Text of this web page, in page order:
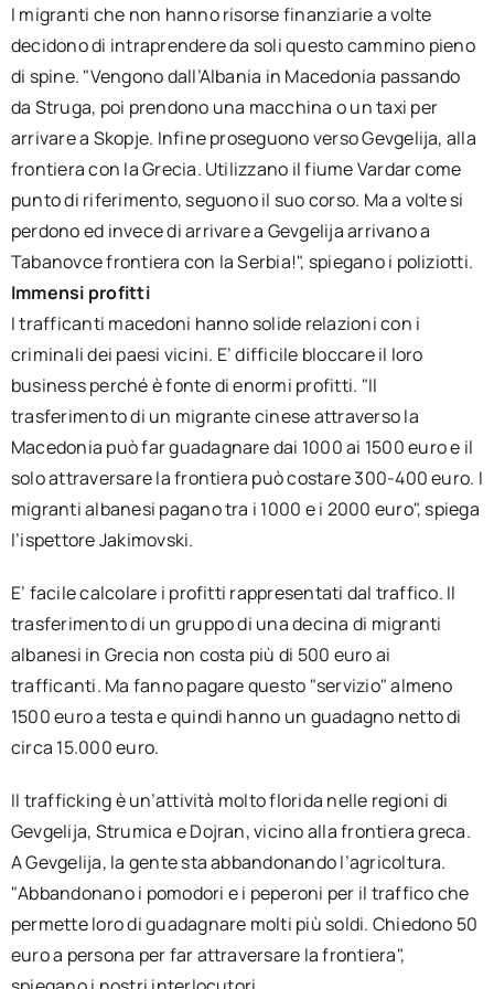
I migranti che non hanno risorse finanziarie a volte
decidono di intraprendere da soli questo cammino pieno
di spine. "Vengono dall’Albania in Macedonia passando
da Struga, poi prendono una macchina o un taxi per
arrivare a Skopje. Infine proseguono verso Gevgelija, alla
frontiera con la Grecia. Utilizzano il fiume Vardar come
punto di riferimento, seguono il suo corso. Ma a volte si
perdono ed invece di arrivare a Gevgelija arrivano a
Tabanovce frontiera con la Serbia!", spiegano i poliziotti.
Immensi profitti
I trafficanti macedoni hanno solide relazioni con i
criminali dei paesi vicini. E’ difficile bloccare il loro
business perché è fonte di enormi profitti. "Il
trasferimento di un migrante cinese attraverso la
Macedonia può far guadagnare dai 1000 ai 1500 euro e il
solo attraversare la frontiera può costare 300-400 euro. I
migranti albanesi pagano tra i 1000 e i 2000 euro", spiega
l’ispettore Jakimovski.
E’ facile calcolare i profitti rappresentati dal traffico. Il
trasferimento di un gruppo di una decina di migranti
albanesi in Grecia non costa più di 500 euro ai
trafficanti. Ma fanno pagare questo "servizio" almeno
1500 euro a testa e quindi hanno un guadagno netto di
circa 15.000 euro.
Il trafficking è un’attività molto florida nelle regioni di
Gevgelija, Strumica e Dojran, vicino alla frontiera greca.
A Gevgelija, la gente sta abbandonando l’agricoltura.
"Abbandonano i pomodori e i peperoni per il traffico che
permette loro di guadagnare molti più soldi. Chiedono 50
euro a persona per far attraversare la frontiera",